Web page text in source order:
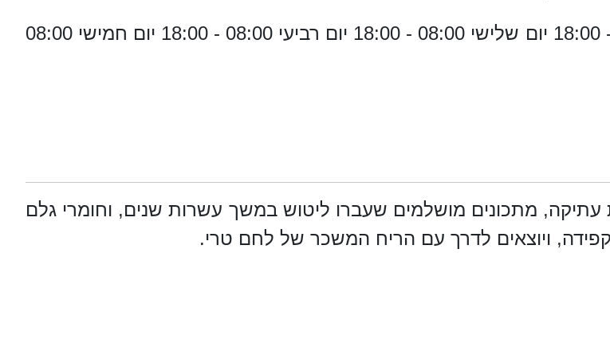
יום ראשון 08:00 - 18:00 יום שני 08:00 - 18:00 יום שלישי 08:00 - 18:00 יום רביעי 08:00 - 18:00 יום חמישי 08:00
עתיקה, מתכונים מושלמים שעברו ליטוש במשך עשרות שנים, וחומרי גלם
ויוצאים לדרך עם הריח המשכר של לחם טרי.